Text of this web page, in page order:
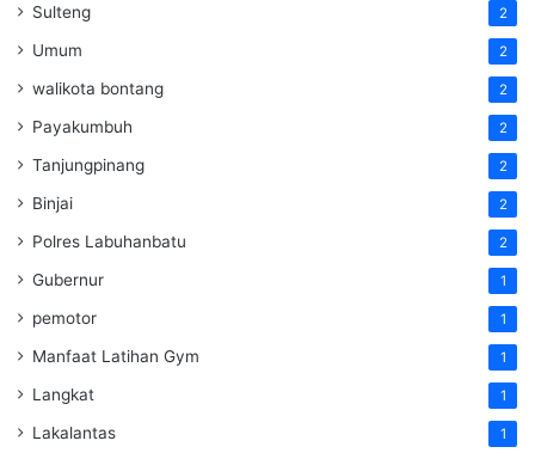
Sulteng 2
Umum 2
walikota bontang 2
Payakumbuh 2
Tanjungpinang 2
Binjai 2
Polres Labuhanbatu 2
Gubernur 1
pemotor 1
Manfaat Latihan Gym 1
Langkat 1
Lakalantas 1